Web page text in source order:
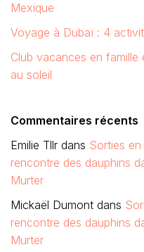
Mexique
Voyage à Dubaï : 4
Club vacances en famille
au soleil
Commentaires récents
Emilie Tllr dans Sorties
rencontre des dauphins
Murter
Mickaël Dumont dans
rencontre des dauphins
Murter